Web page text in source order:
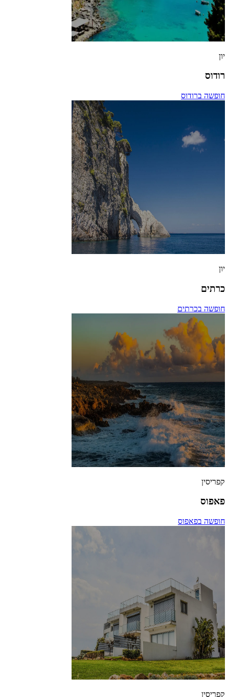
יון
רודוס
חופשה ברודוס
יון
כרתים
חופשה בכרתים
קפריסין
פאפוס
חופשה בפאפוס
קפריסין